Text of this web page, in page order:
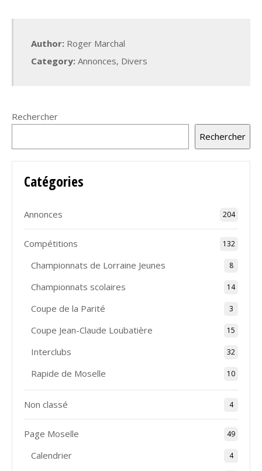
Author: Roger Marchal
Category: Annonces, Divers
Rechercher
Rechercher
Catégories
Annonces 204
Compétitions 132
Championnats de Lorraine Jeunes 8
Championnats scolaires 14
Coupe de la Parité 3
Coupe Jean-Claude Loubatière 15
Interclubs 32
Rapide de Moselle 10
Non classé 4
Page Moselle 49
Calendrier 4